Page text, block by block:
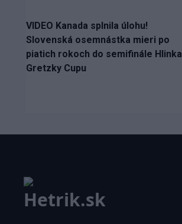
VIDEO Kanada splnila úlohu!
Slovenská osemnástka mieri po
piatich rokoch do semifinále Hlinka
Gretzky Cupu